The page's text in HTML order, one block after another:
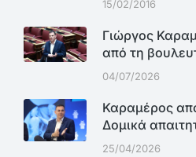
15/02/2016
Γιώργος
από τη
04/07/2026
Καραμέρος
Δομικά
25/04/2026